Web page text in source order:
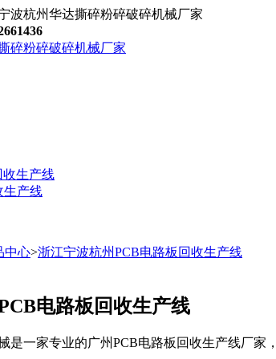
波杭州华达撕碎粉碎破碎机械厂家
中心>浙江宁波杭州PCB电路板回收生产线
电路板回收生产线
是一家专业的广州PCB电路板回收生产线厂家